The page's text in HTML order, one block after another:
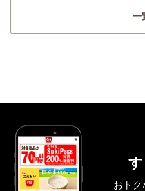
一
おトク